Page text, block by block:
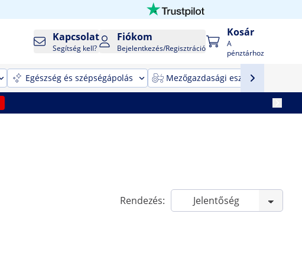
Kapcsolat
Segítség kell?
Fiókom
Bejelentkezés/Regisztráció
Kosár
A
pénztárhoz
Egészség és szépségápolás Mezőgazdasági eszközök
Rendezés: